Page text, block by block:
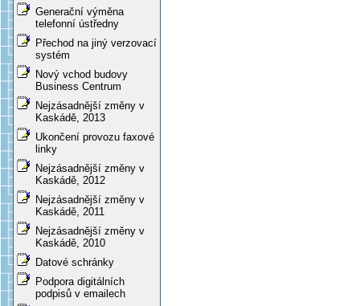
Generační výměna
telefonní ústředny
Přechod na jiný verzovací
systém
Nový vchod budovy
Business Centrum
Nejzásadnější změny v
Kaskádě, 2013
Ukončení provozu faxové
linky
Nejzásadnější změny v
Kaskádě, 2012
Nejzásadnější změny v
Kaskádě, 2011
Nejzásadnější změny v
Kaskádě, 2010
Datové schránky
Podpora digitálních
podpisů v emailech